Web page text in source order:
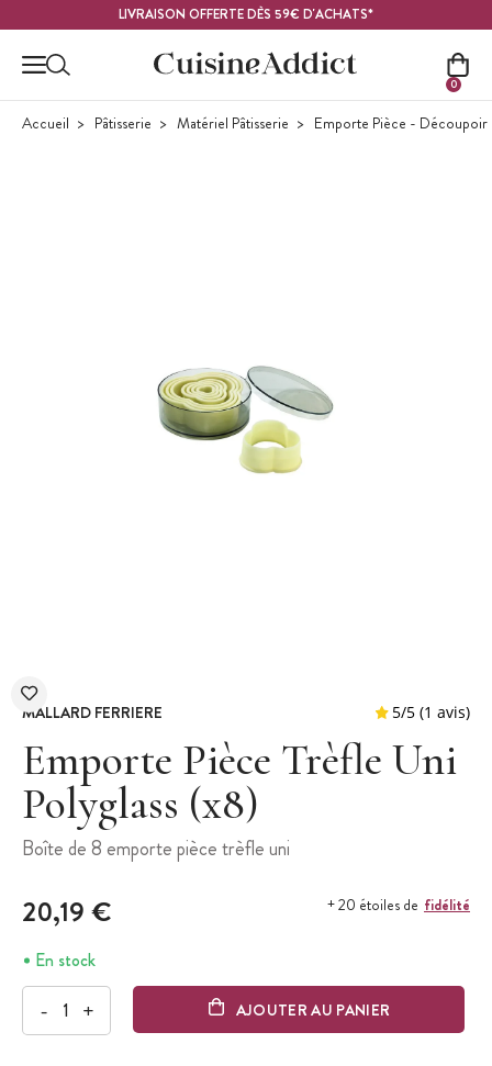
LIVRAISON OFFERTE DÈS 59€ D'ACHATS*
0
Accueil Pâtisserie Matériel Pâtisserie Emporte Pièce - Découpoir
MALLARD FERRIERE
Emporte Pièce Trèfle Uni
Polyglass (x8)
Boîte de 8 emporte pièce trèfle uni
20,19 € + 20 étoiles de fidélité
En stock
- + AJOUTER AU PANIER